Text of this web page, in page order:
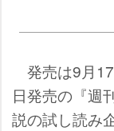
発売は9月
日発売の『週
説の試し読み